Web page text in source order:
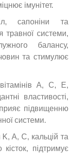
імунітет.
сапоніни та
травної системи,
балансу,
та стимулює
A, C, E,
властивості,
підвищенню
системи.
A, C, кальцій та
підтримує